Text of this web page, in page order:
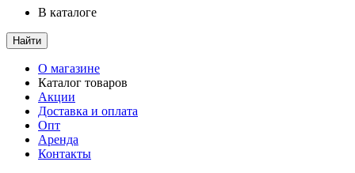
в каталоге
Найти
О магазине
Каталог товаров
Акции
Доставка и оплата
Опт
Аренда
Контакты